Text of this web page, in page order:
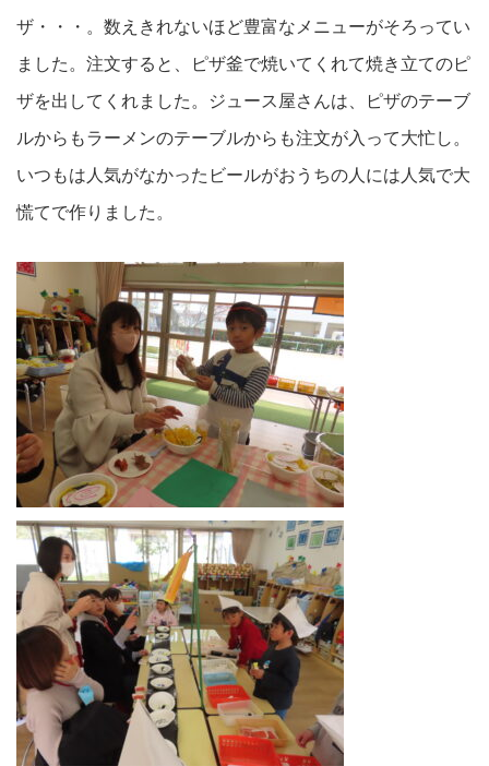
ザ・・・。数えきれないほど豊富なメニューがそろってい
ました。注文すると、ピザ釜で焼いてくれて焼き立てのピ
ザを出してくれました。ジュース屋さんは、ピザのテーブ
ルからもラーメンのテーブルからも注文が入って大忙し。
いつもは人気がなかったビールがおうちの人には人気で大
慌てで作りました。